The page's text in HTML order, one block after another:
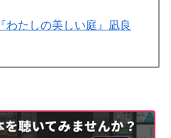
『わたしの美しい庭』凪良